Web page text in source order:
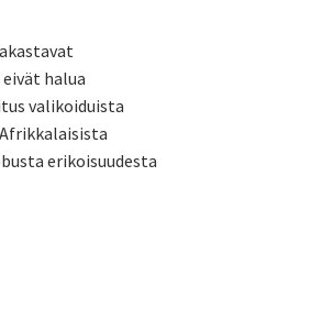
halua
valikoiduista
erikoisuudesta